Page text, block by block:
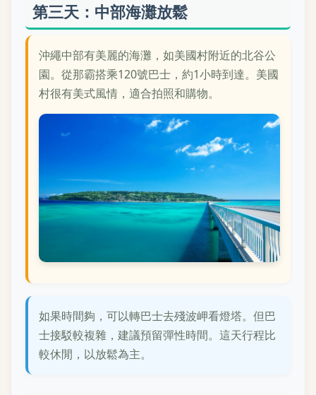
第三天：中部海灘放鬆
沖繩中部有美麗的海灘，如美國村附近的北谷公
園。從那霸搭乘120號巴士，約1小時到達。美國
村很有美式風情，適合拍照和購物。
如果時間夠，可以轉巴士去殘波岬看燈塔。但巴
士接駁較複雜，建議預留彈性時間。這天行程比
較休閒，以放鬆為主。